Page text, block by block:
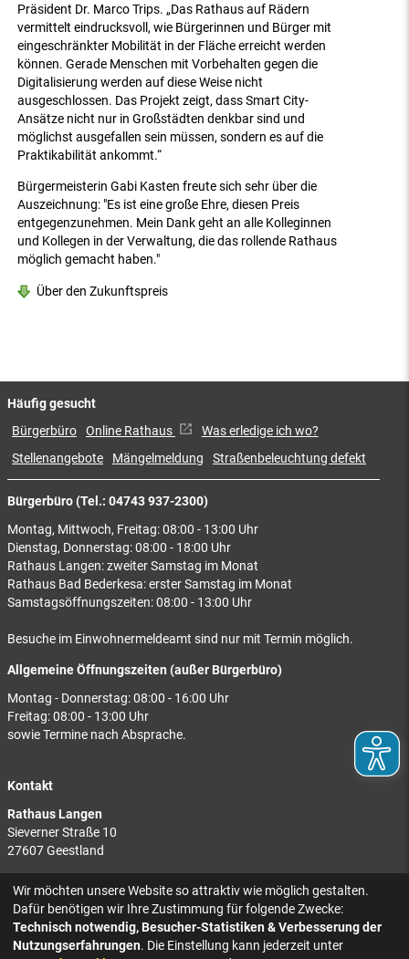
Präsident Dr. Marco Trips. „Das Rathaus auf Rädern
vermittelt eindrucksvoll, wie Bürgerinnen und Bürger mit
eingeschränkter Mobilität in der Fläche erreicht werden
können. Gerade Menschen mit Vorbehalten gegen die
Digitalisierung werden auf diese Weise nicht
ausgeschlossen. Das Projekt zeigt, dass Smart City-
Ansätze nicht nur in Großstädten denkbar sind und
möglichst ausgefallen sein müssen, sondern es auf die
Praktikabilität ankommt.“
Bürgermeisterin Gabi Kasten freute sich sehr über die
Auszeichnung: "Es ist eine große Ehre, diesen Preis
entgegenzunehmen. Mein Dank geht an alle Kolleginnen
und Kollegen in der Verwaltung, die das rollende Rathaus
möglich gemacht haben."
Über den Zukunftspreis
Bürgerbüro (Tel.: 04743 937-2300)
Montag, Mittwoch, Freitag: 08:00 - 13:00 Uhr
Dienstag, Donnerstag: 08:00 - 18:00 Uhr
Rathaus Langen: zweiter Samstag im Monat
Rathaus Bad Bederkesa: erster Samstag im Monat
Samstagsöffnungszeiten: 08:00 - 13:00 Uhr
Besuche im Einwohnermeldeamt sind nur mit Termin möglich.
Allgemeine Öffnungszeiten (außer Bürgerbüro)
Montag - Donnerstag: 08:00 - 16:00 Uhr
Freitag: 08:00 - 13:00 Uhr
sowie Termine nach Absprache.
Kontakt
Rathaus Langen
Sieverner Straße 10
27607 Geestland
Rathaus Bad Bederkesa
Am Markt 8
27624 Geestland
Tel.: 04743 937-2300
Häufig gesucht
Bürgerbüro Online Rathaus
Was erledige ich wo?
Stellenangebote
Mängelmeldung Straßenbeleuchtung defekt
Wir möchten unsere Website so attraktiv wie möglich gestalten.
Dafür benötigen wir Ihre Zustimmung für folgende Zwecke:
Technisch notwendig, Besucher-Statistiken & Verbesserung der
Nutzungserfahrungen. Die Einstellung kann jederzeit unter